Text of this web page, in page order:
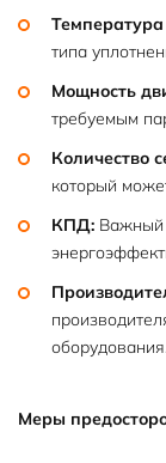
типа
Мощность
требуемым
Количество
который
КПД: Важный
Меры